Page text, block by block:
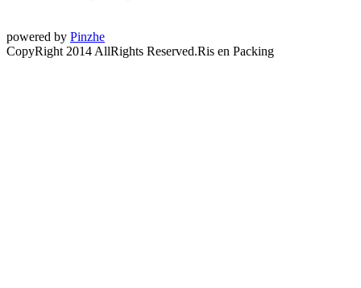
powered by Pinzhe
CopyRight 2014 AllRights Reserved.Ris en Packing